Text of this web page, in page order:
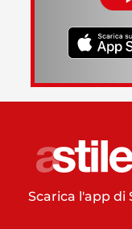
Scarica l'app di